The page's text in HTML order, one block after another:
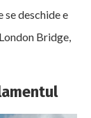
se deschide e
Bridge,